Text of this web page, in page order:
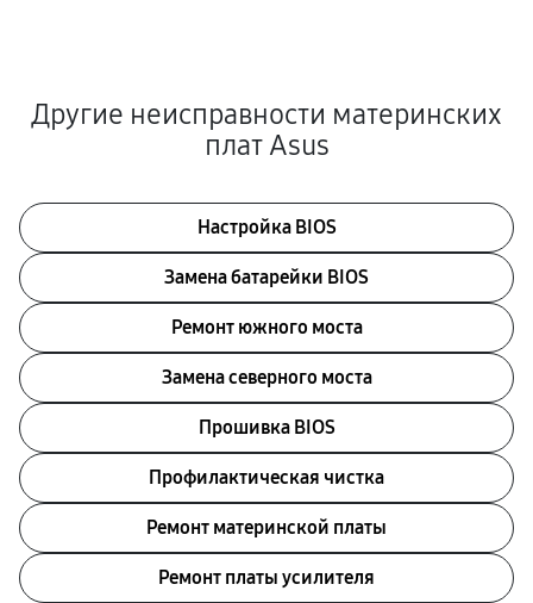
Другие неисправности материнских
плат Asus
Настройка BIOS
Замена батарейки BIOS
Ремонт южного моста
Замена северного моста
Прошивка BIOS
Профилактическая чистка
Ремонт материнской платы
Ремонт платы усилителя